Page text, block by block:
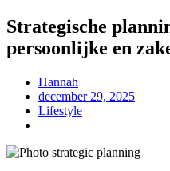
Strategische
persoonlijke en
Hannah
december 29, 2025
Lifestyle